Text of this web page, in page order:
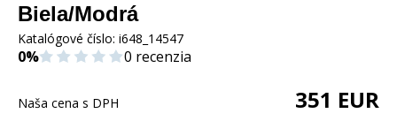
Biela/Modrá
Katalógové číslo: i648_14547
0% 0 recenzia
Naša cena s DPH 351 EUR